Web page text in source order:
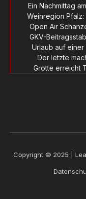
Ein Nachmittag
Weinregion Pfalz:
Open Air
GKV-
Urlaub auf einer
Der letzte
Grotte erreicht
Copyright © 2025 |